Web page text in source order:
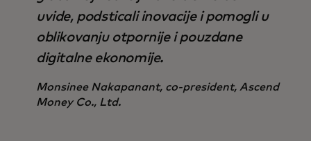
uvide, podsticali inovacije i pomogli u
oblikovanju otpornije i pouzdane
digitalne ekonomije.
Monsinee Nakapanant, co-president, Ascend
Money Co., Ltd.